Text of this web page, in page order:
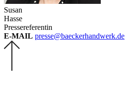
Susan
Hasse
Pressereferentin
E-MAIL presse@baeckerhandwerk.de